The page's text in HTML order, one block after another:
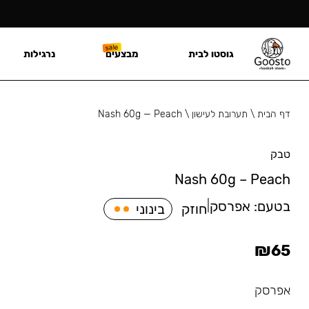
דף הבית\ תערובת לעישון \
Nash 60g — Peach
טבק
Nash 60g – Peach
בטעם: אפרסק חוזק בינוני
₪65
אפרסק
גוסטו לבית מבצעים נרגילות